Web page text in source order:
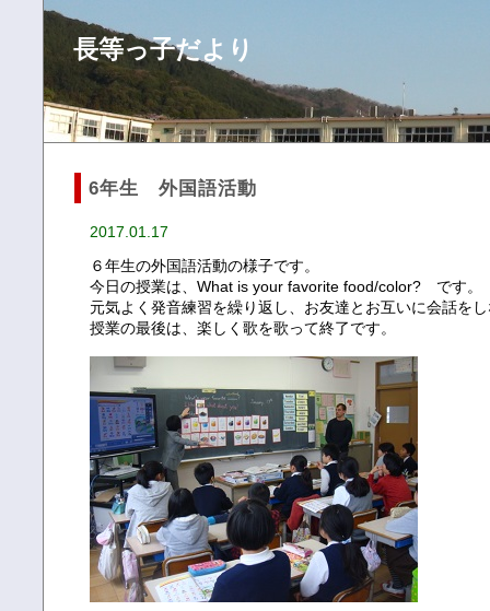
長等っ子だより
6年生 外国語活動
2017.01.17
６年生の外国語活動の様子です。
今日の授業は、What is your favorite food/color? です。
元気よく発音練習を繰り返し、お友達とお互いに会話を
授業の最後は、楽しく歌を歌って終了です。